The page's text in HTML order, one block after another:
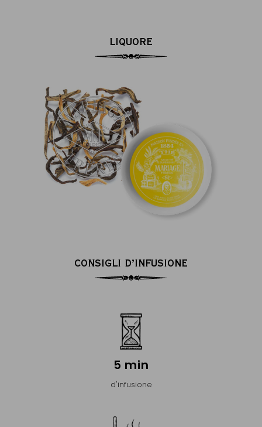
LIQUORE
CONSIGLI D’INFUSIONE
5 min
d'infusione